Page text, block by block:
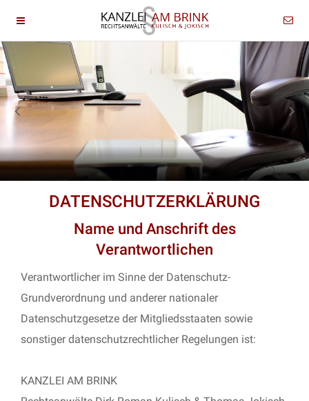
DATENSCHUTZERKLÄRUNG
Name und Anschrift des
Verantwortlichen
Verantwortlicher im Sinne der Datenschutz-
Grundverordnung und anderer nationaler
Datenschutzgesetze der Mitgliedsstaaten sowie
sonstiger datenschutzrechtlicher Regelungen ist:
KANZLEI AM BRINK